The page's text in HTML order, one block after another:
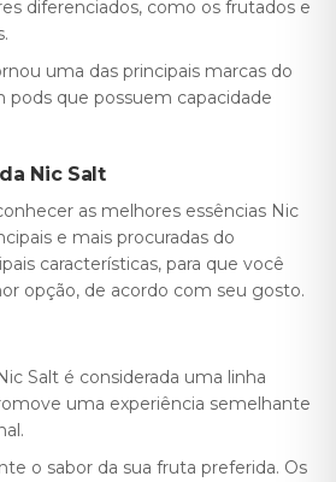
diferenciados, como os frutados e
uma das principais marcas do
pods que possuem capacidade
Nic Salt
as melhores essências Nic
e mais procuradas do
características, para que você
opção, de acordo com seu gosto.
Salt é considerada uma linha
uma experiência semelhante
o sabor da sua fruta preferida. Os